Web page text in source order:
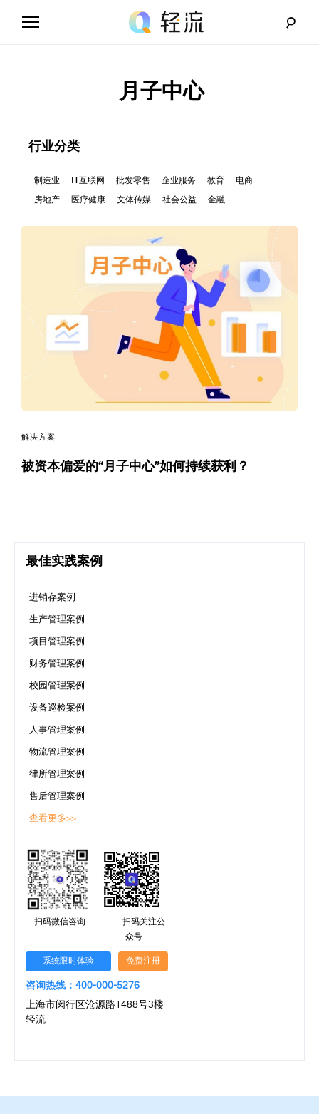
A
I
无
决
低
_
零
代
码
案
例
白
皮
书
月子中心
行业分类
制造业 IT互联网 批发零售 企业服务 教育
电商
房地产
医疗健康 文体传媒 社会公益 金融
解决方案
被资本偏爱的“月子中心”如何持续获利？
最佳实践案例
进销存案例
生产管理案例
项目管理案例
财务管理案例
校园管理案例
设备巡检案例
人事管理案例
物流管理案例
律所管理案例
售后管理案例
查看更多>>
扫码微信咨询
扫码关注公
众号
系统限时体验 免费注册
咨询热线：400-000-5276
上海市闵行区沧源路1488号3楼
轻流